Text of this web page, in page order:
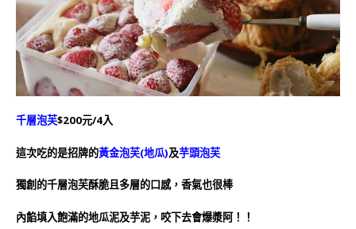
千層泡芙$200元/4入
這次吃的是招牌的黃金泡芙(地瓜)及芋頭泡芙
獨創的千層泡芙酥脆且多層的口感，香氣也很棒
內餡填入飽滿的地瓜泥及芋泥，咬下去會爆漿阿！！